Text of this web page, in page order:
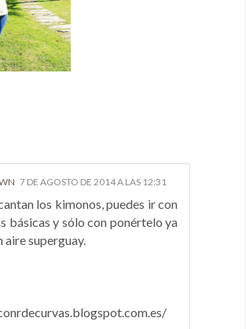
7 DE AGOSTO DE 2014 A LAS 12:31
los kimonos, puedes ir con
básicas y sólo con ponértelo ya
aire superguay.